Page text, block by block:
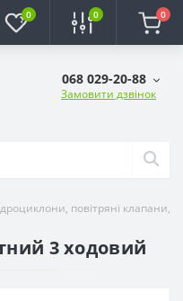
0 0 0
068 029-20-88
Замовити дзвінок
повітряні клапани,
3 ходовий